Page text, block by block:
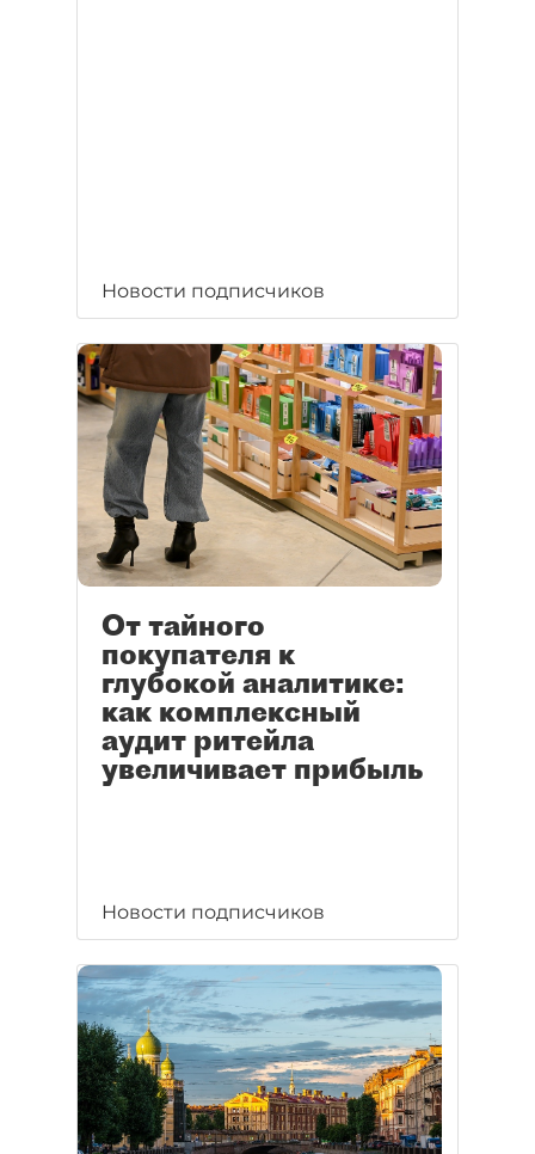
Новости подписчиков
От тайного
покупателя к
глубокой аналитике:
как комплексный
аудит ритейла
увеличивает прибыль
Новости подписчиков